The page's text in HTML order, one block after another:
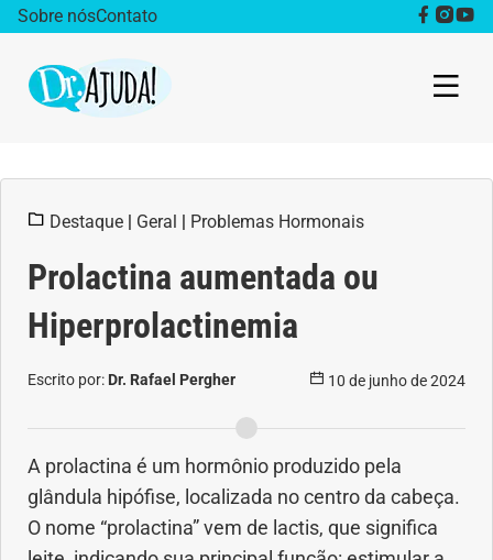
Sobre nósContato
Obesidade
Destaque
Bem estar
Saúde da mulher
Destaque | Geral | Problemas Hormonais
Prolactina aumentada ou
Hiperprolactinemia
Escrito por: Dr. Rafael Pergher 10 de junho de 2024
A prolactina é um hormônio produzido pela
glândula hipófise, localizada no centro da cabeça.
O nome “prolactina” vem de lactis, que significa